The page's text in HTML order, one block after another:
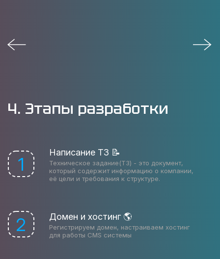
4. Этапы разработки
1
Написание ТЗ 📝
Техническое задание(ТЗ) - это документ,
который содержит информацию о компании,
её цели и требования к структуре.
2 Домен и хостинг 🌎
Регистрируем домен, настраиваем хостинг
для работы CMS системы